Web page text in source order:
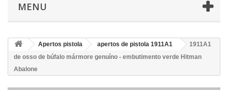
MENU
Apertos pistola apertos de pistola 1911A1
1911A1
de osso de búfalo mármore genuíno - embutimento verde Hitman
Abalone